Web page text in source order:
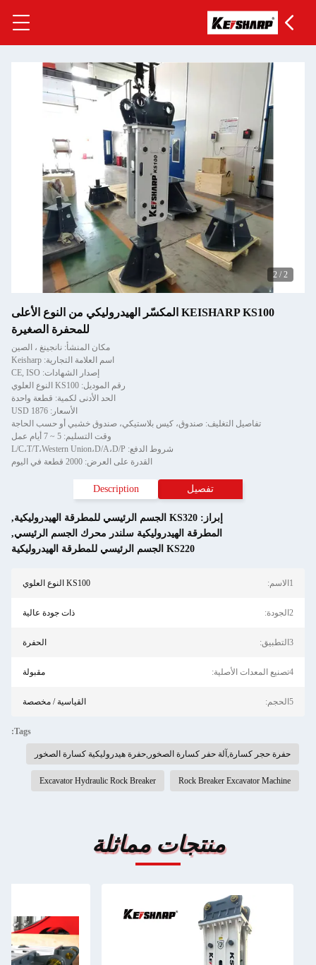
2
/
2
KEISHARP KS100 المكسّر الهيدروليكي من النوع الأعلى
للمحفرة الصغيرة
مكان المنشأ: نانجينغ ، الصين
اسم العلامة التجارية: Keisharp
إصدار الشهادات: CE, ISO
رقم الموديل: KS100 النوع العلوي
الحد الأدنى لكمية: قطعة واحدة
الأسعار: USD 1876
تفاصيل التغليف: صندوق، كيس بلاستيكي، صندوق خشبي أو حسب الحاجة
وقت التسليم: 5 ~ 7 أيام عمل
شروط الدفع: L/C،T/T،Western Union،D/A،D/P
القدرة على العرض: 2000 قطعة في اليوم
تفصيل Description
إبراز: KS320 الجسم الرئيسي للمطرقة الهيدروليكية
,
المطرقة الهيدروليكية سلندر محرك الجسم الرئيسي,
KS220 الجسم الرئيسي للمطرقة الهيدروليكية
1الاسم: KS100 النوع العلوي
2الجودة: ذات جودة عالية
3التطبيق: الحفرة
4تصنيع المعدات الأصلية: مقبولة
5الحجم: القياسية / مخصصة
Tags:
حفرة حجر كسارة,آلة حفر كسارة الصخور,حفرة هيدروليكية كسارة الصخور
Rock Breaker Excavator Machine
Excavator Hydraulic Rock Breaker
منتجات مماثلة